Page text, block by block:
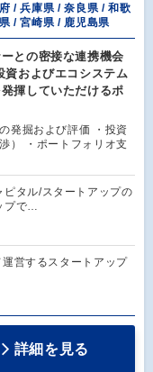
/ 兵庫県 / 奈良県 / 和歌
/ 宮崎県 / 鹿児島県
との密接な連携機会
資およびエコシステム
揮していただけるポ
発掘および評価 ・投資
） ・ポートフォリオ支
ピタル/スタートアップの
プで…
営するスタートアップ
詳細を見る